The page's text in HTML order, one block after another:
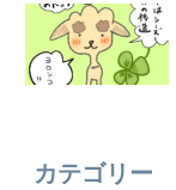
カテゴリー